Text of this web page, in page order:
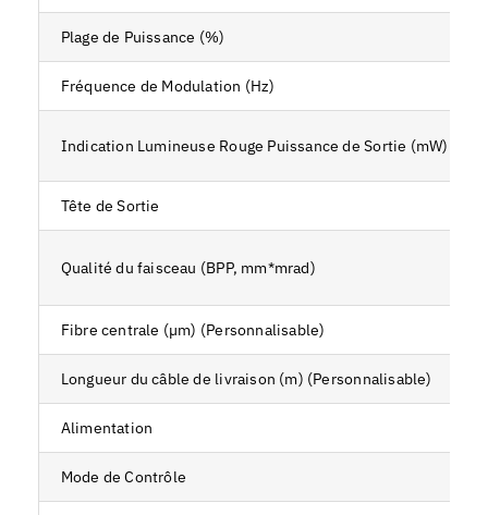
Plage de Puissance (%)
Fréquence de Modulation (Hz)
Indication Lumineuse Rouge Puissance de Sortie (mW)
Tête de Sortie
Qualité du faisceau (BPP, mm*mrad)
Fibre centrale (µm) (Personnalisable)
Longueur du câble de livraison (m) (Personnalisable)
Alimentation
Mode de Contrôle